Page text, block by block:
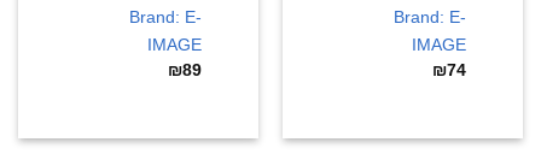
Brand: E-
IMAGE
₪74
Brand: E-
IMAGE
₪89